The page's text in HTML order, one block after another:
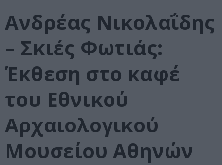
Ανδρέας Νικολαΐδης
– Σκιές Φωτιάς:
Έκθεση στο καφέ
του Εθνικού
Αρχαιολογικού
Μουσείου Αθηνών